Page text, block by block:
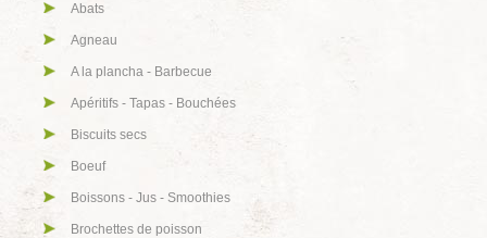
Abats
Agneau
A la plancha - Barbecue
Apéritifs - Tapas - Bouchées
Biscuits secs
Boeuf
Boissons - Jus - Smoothies
Brochettes de poisson